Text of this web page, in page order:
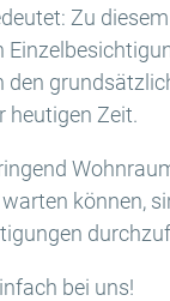
Zu
den
heutigen Zeit.
können,
bei uns!